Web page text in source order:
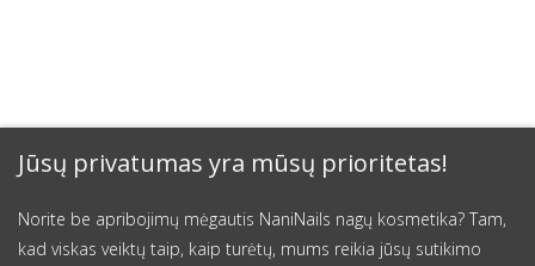
Jūsų privatumas yra mūsų prioritetas!
Norite be apribojimų mėgautis NaniNails nagų kosmetika? Tam,
kad viskas veiktų taip, kaip turėtų, mums reikia jūsų sutikimo